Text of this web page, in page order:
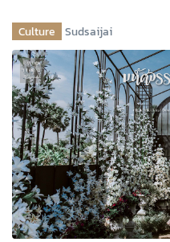
Culture Sudsaijai